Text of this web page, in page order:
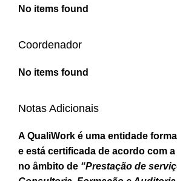
No items found
Coordenador
No items found
Notas Adicionais
A QualiWork é uma entidade
e está certificada de acordo com a
no âmbito de “Prestação de